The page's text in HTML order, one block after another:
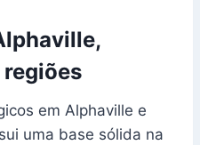
em Alphaville e
uma base sólida na